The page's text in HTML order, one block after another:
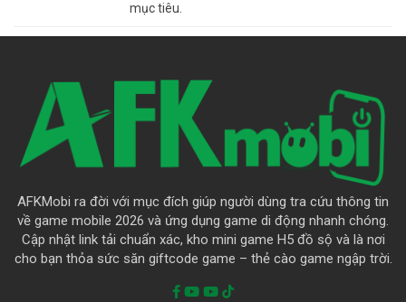
mục tiêu.
AFKMobi ra đời với mục đích giúp người dùng tra cứu thông tin
về game mobile 2026 và ứng dụng game di động nhanh chóng.
Cập nhật link tải chuẩn xác, kho mini game H5 đồ sộ và là nơi
cho bạn thỏa sức săn giftcode game – thẻ cào game ngập trời.